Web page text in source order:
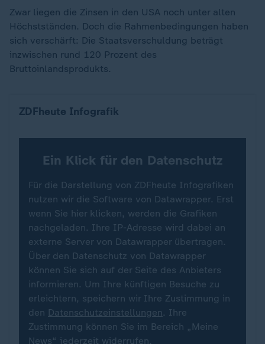
Zwar liegen die Zinsen in den USA noch unter alten
Höchstständen. Doch die Rahmenbedingungen haben
sich verschärft: Die Staatsverschuldung beträgt
inzwischen rund 120 Prozent des
Bruttoinlandsprodukts.
ZDFheute Infografik
Ein Klick für den Datenschutz
Für die Darstellung von ZDFheute Infografiken
nutzen wir die Software von Datawrapper. Erst
wenn Sie hier klicken, werden die Grafiken
nachgeladen. Ihre IP-Adresse wird dabei an
externe Server von Datawrapper übertragen.
Über den Datenschutz von Datawrapper
können Sie sich auf der Seite des Anbieters
informieren. Um Ihre künftigen Besuche zu
erleichtern, speichern wir Ihre Zustimmung in
den Datenschutzeinstellungen. Ihre
Zustimmung können Sie im Bereich „Meine
News“ jederzeit widerrufen.